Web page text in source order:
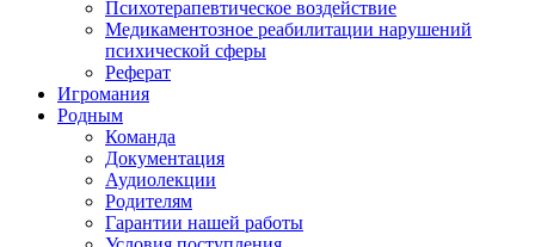
Психотерапевтическое воздействие
Медикаментозное реабилитации нарушений
психической сферы
Реферат
Игромания
Родным
Команда
Документация
Аудиолекции
Родителям
Гарантии нашей работы